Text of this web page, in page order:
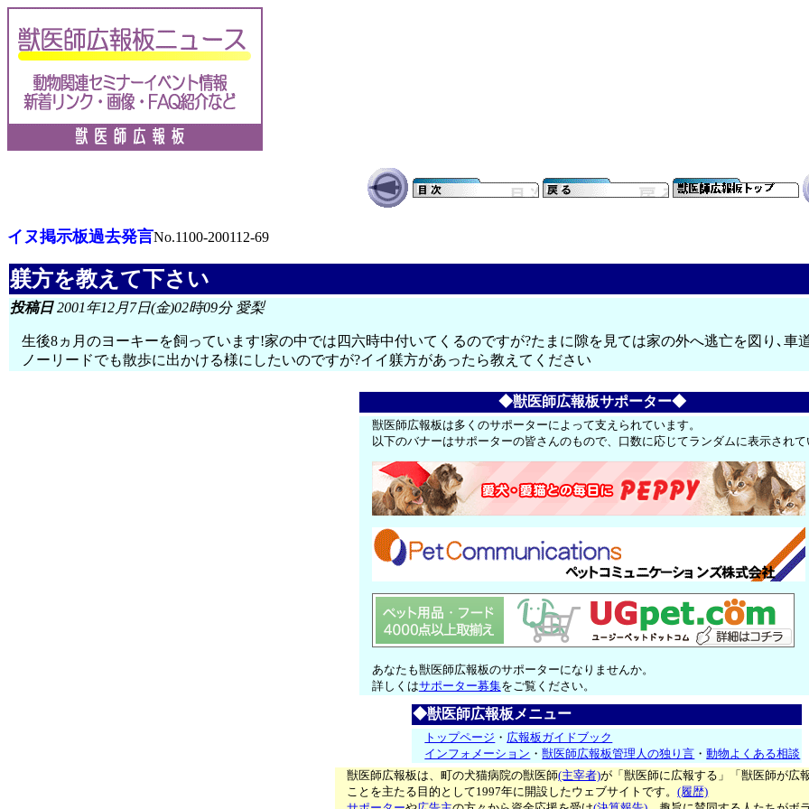
イヌ掲示板過去発言No.1100-200112-69
躾方を教えて下さい
投稿日2001年12月7日(金)02時09分 愛梨
生後8ヵ月のヨーキーを飼っています!家の中では四六時中付いてくるのですが?たまに隙を見ては家の外へ逃亡を図り､
ノーリードでも散歩に出かける様にしたいのですが?イイ躾方があったら教えてください
◆獣医師広報板サポーター◆
獣医師広報板は多くのサポーターによって支えられています。
以下のバナーはサポーターの皆さんのもので、口数に応じてランダムに表示されて
あなたも獣医師広報板のサポーターになりませんか。
詳しくはサポーター募集をご覧ください。
◆獣医師広報板メニュー
トップページ ・ 広報板ガイドブック
インフォメーション ・獣医師広報板管理人の独り言 ・動物よくある相談
獣医師広報板は、町の犬猫病院の獣医師(主宰者)が「獣医師に広報する」「獣医師が広報
ことを主たる目的として1997年に開設したウェブサイトです。(履歴)